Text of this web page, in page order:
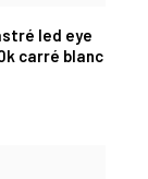
led eye
carré blanc